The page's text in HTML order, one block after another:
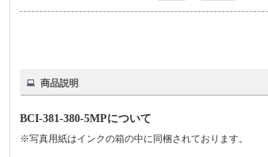
商品説明
BCI-381-380-5MPについて
※写真用紙はインクの箱の中に同梱されております。